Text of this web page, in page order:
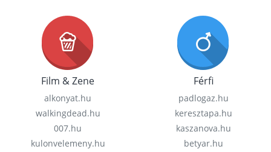
Film & Zene
alkonyat.hu
walkingdead.hu
007.hu
kulonvelemeny.hu
Férfi
padlogaz.hu
keresztapa.hu
kaszanova.hu
betyar.hu